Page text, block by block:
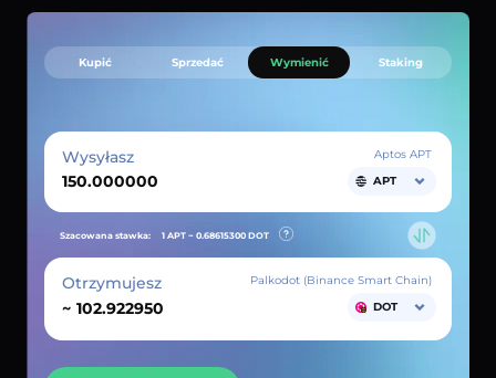
Kupić Sprzedać Wymienić Staking
Wysyłasz
Aptos APT
APT
Szacowana stawka: 1 APT ~ 0.68615300 DOT
Otrzymujesz
~
Palkodot (Binance Smart Chain)
DOT